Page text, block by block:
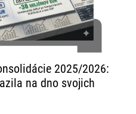
2025/2026:
na dno svojich